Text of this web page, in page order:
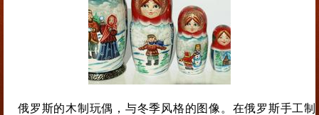
俄罗斯的木制玩偶，与冬季风格的图像。在俄罗斯手工制